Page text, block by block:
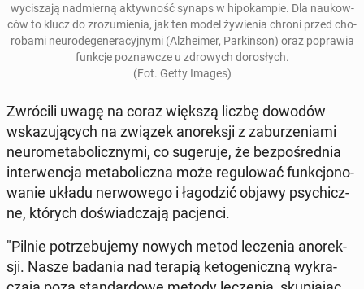
wy­ci­sza­ją nad­mier­ną ak­tyw­ność synaps w hi­po­kam­pie. Dla na­ukow­
ców to klucz do zro­zu­mie­nia, jak ten model ży­wie­nia chroni przed cho­
ro­ba­mi neu­ro­de­ge­ne­ra­cyj­ny­mi (Al­zhe­imer, Par­kin­son) oraz po­pra­wia
funkcje po­znaw­cze u zdro­wych do­ro­słych.
(Fot. Getty Images)
Zwró­ci­li uwagę na coraz większą liczbę dowodów
wska­zu­ją­cych na związek ano­rek­sji z za­bu­rze­nia­mi
neu­ro­me­ta­bo­licz­ny­mi, co su­ge­ru­je, że bez­po­śred­nia
in­ter­wen­cja me­ta­bo­licz­na może re­gu­lo­wać funk­cjo­no­
wa­nie układu ner­wo­we­go i ła­go­dzić objawy psy­chicz­
ne, których do­świad­cza­ją pa­cjen­ci.
"Pilnie po­trze­bu­je­my nowych metod le­cze­nia ano­rek­
sji. Nasze badania nad terapią ke­to­ge­nicz­ną wy­kra­